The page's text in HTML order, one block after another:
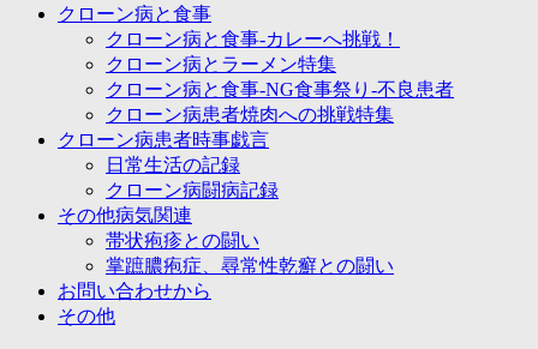
クローン病と食事
クローン病と食事-カレーへ挑戦！
クローン病とラーメン特集
クローン病と食事-NG食事祭り-不良患者
クローン病患者焼肉への挑戦特集
クローン病患者時事戯言
日常生活の記録
クローン病闘病記録
その他病気関連
帯状疱疹との闘い
掌蹠膿疱症、尋常性乾癬との闘い
お問い合わせから
その他